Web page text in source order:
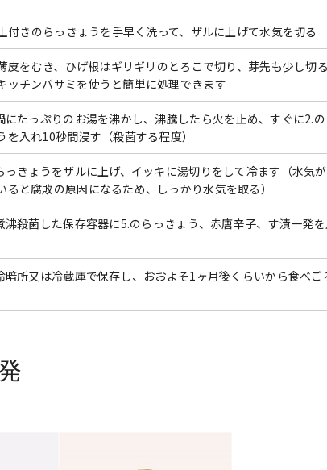
付きのらっきょうを手早く洗って、ザルに上げて水気を切る
皮をむき、ひげ根はギリギリのとろこで切り、芽先も少し切る
ッチンバサミを使うと簡単に処理できます
にたっぷりのお湯を沸かし、沸騰したら火を止め、すぐに2.の
を入れ10秒間浸す（殺菌する程度）
っきょうをザルに上げ、イッキに湯切りをして冷ます（水気
ると腐敗の原因になるため、しっかり水気を取る）
沸殺菌した保存容器に5.のらっきょう、赤唐辛子、す漬一発
暗所又は冷蔵庫で保存し、おおよそ1ヶ月後くらいから食べご